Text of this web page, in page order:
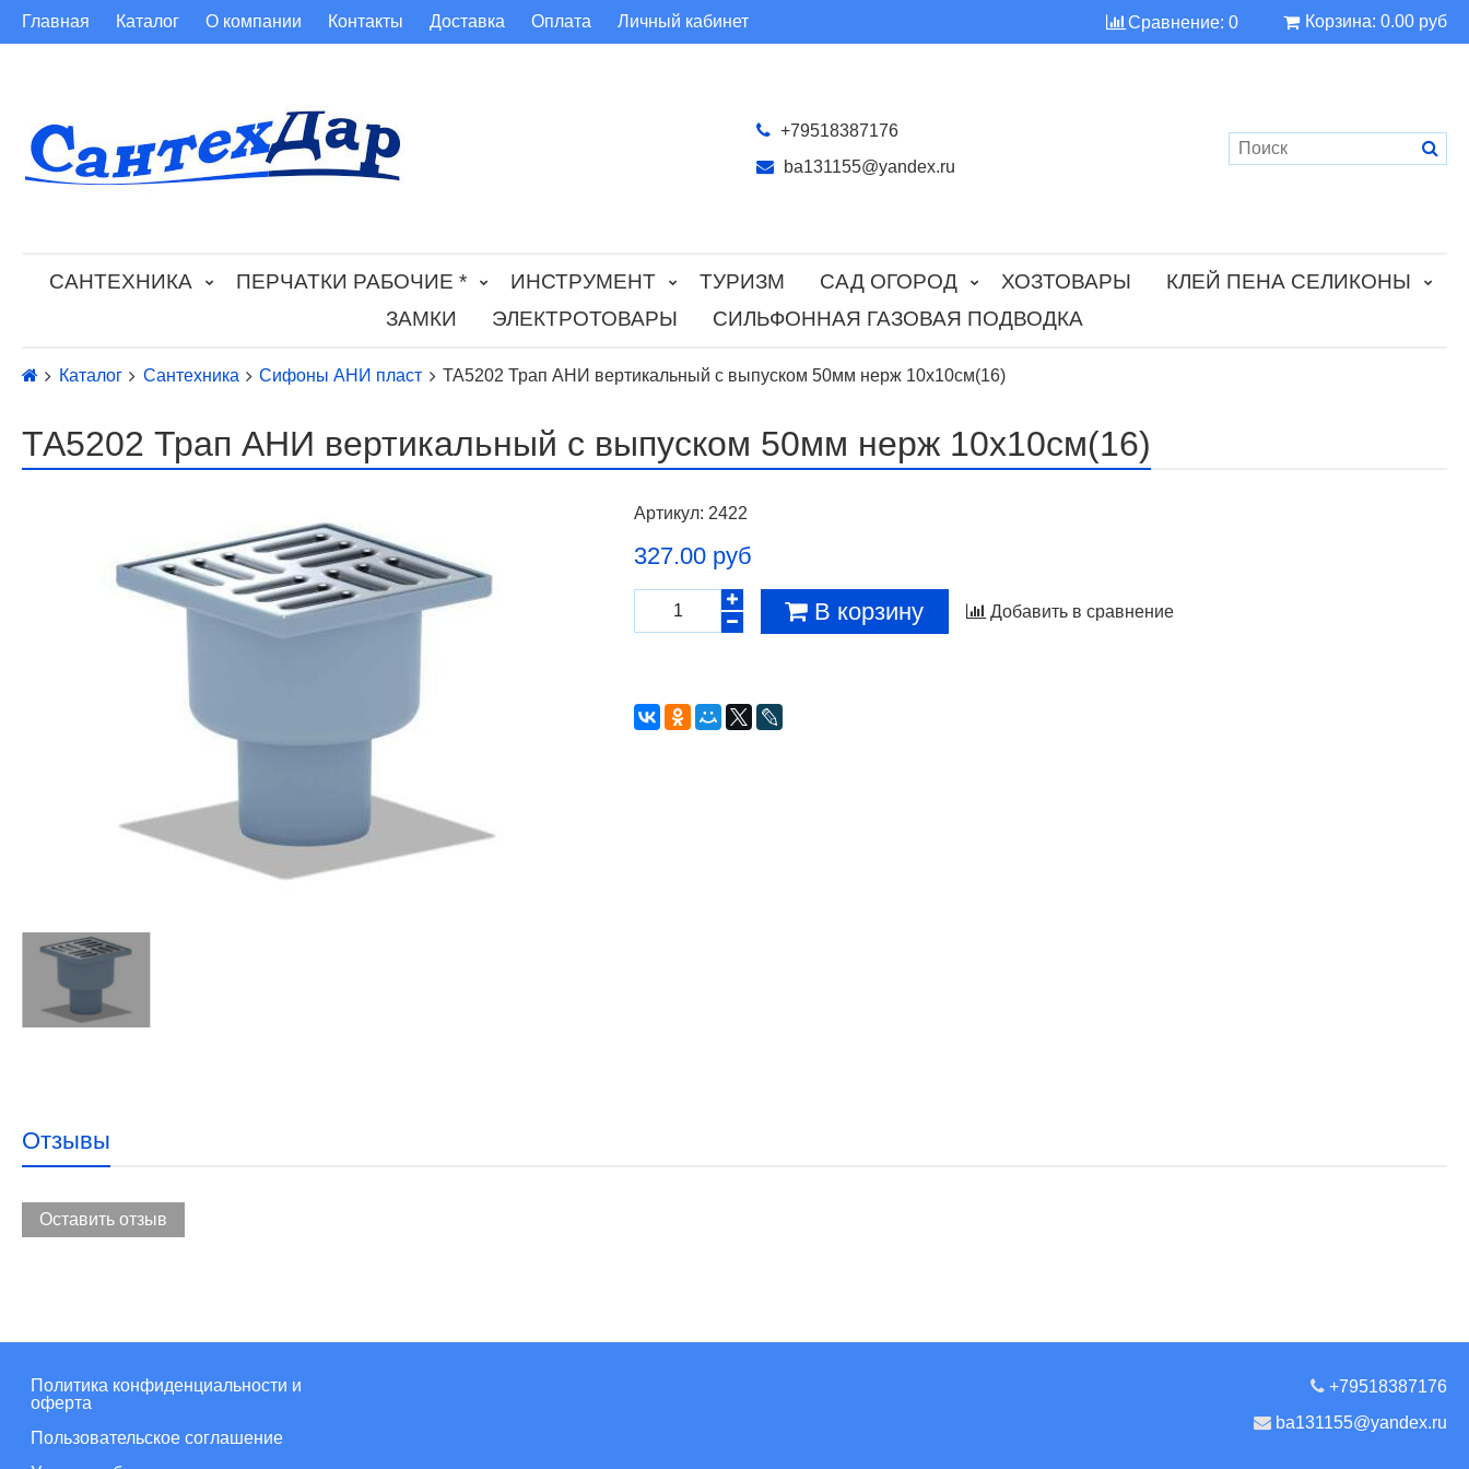
Главная Каталог О компании Контакты Доставка Оплата Личный кабинет Сравнение: 0 Корзина: 0.00 руб
+79518387176
ba131155@yandex.ru
САНТЕХНИКА ПЕРЧАТКИ РАБОЧИЕ * ИНСТРУМЕНТ ТУРИЗМ САД ОГОРОД ХОЗТОВАРЫ
КЛЕЙ ПЕНА СЕЛИКОНЫ
ЗАМКИ
ЭЛЕКТРОТОВАРЫ СИЛЬФОННАЯ ГАЗОВАЯ ПОДВОДКА
Каталог Сантехника Сифоны АНИ пласт ТА5202 Трап АНИ вертикальный с выпуском 50мм нерж 10х10см(16)
ТА5202 Трап АНИ вертикальный с выпуском 50мм нерж 10х10см(16)
Артикул: 2422
327.00 руб
В корзину Добавить в сравнение
Отзывы
Оставить отзыв
Политика конфиденциальности и
оферта
Пользовательское соглашение
+79518387176
ba131155@yandex.ru